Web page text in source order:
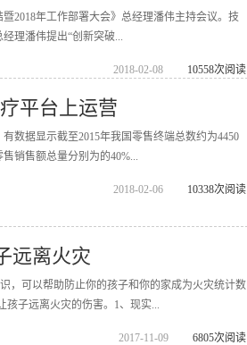
2018年工作部署大会》总经理潘伟主持会议。技
理潘伟提出“创新突破...
2018-02-08 10558次阅读
平台上运营
数据显示截至2015年我国零售终端总数约为4450
销售额总量分别为的40%...
2018-02-06 10338次阅读
远离火灾
，可以帮助防止你的孩子和你的家成为火灾统计数
孩子远离火灾的伤害。1、现实...
2017-11-09 6805次阅读